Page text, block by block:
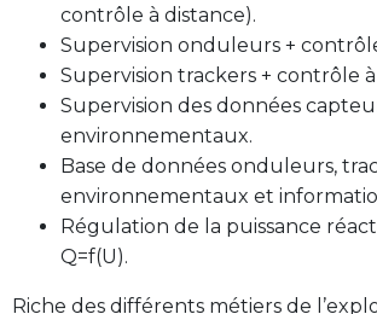
contrôle à distance).
Supervision onduleurs +
Supervision trackers + contrôle
Supervision des données
environnementaux.
Base de données onduleurs,
environnementaux et
Régulation de la puissance
Q=f(U).
Riche des différents métiers de